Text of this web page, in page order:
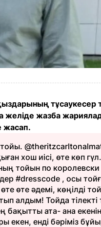
тұсаукесер
желіде жазба
жасап.
хош иісі, өте көп
тойын по королевски
#dresscode , осы
өте әдемі, көңілді
алдым! Тойда тілекті
ата- ана екенін,
екен, енді бәріміз